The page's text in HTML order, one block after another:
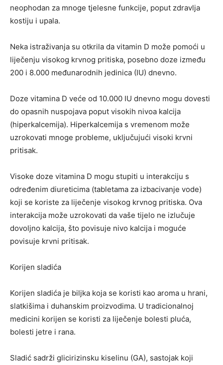
neophodan za mnoge tjelesne funkcije, poput zdravlja
kostiju i upala.
Neka istraživanja su otkrila da vitamin D može pomoći u
liječenju visokog krvnog pritiska, posebno doze između
200 i 8.000 međunarodnih jedinica (IU) dnevno.
Doze vitamina D veće od 10.000 IU dnevno mogu dovesti
do opasnih nuspojava poput visokih nivoa kalcija
(hiperkalcemija). Hiperkalcemija s vremenom može
uzrokovati mnoge probleme, uključujući visoki krvni
pritisak.
Visoke doze vitamina D mogu stupiti u interakciju s
određenim diureticima (tabletama za izbacivanje vode)
koji se koriste za liječenje visokog krvnog pritiska. Ova
interakcija može uzrokovati da vaše tijelo ne izlučuje
dovoljno kalcija, što povisuje nivo kalcija i moguće
povisuje krvni pritisak.
Korijen sladića
Korijen sladića je biljka koja se koristi kao aroma u hrani,
slatkišima i duhanskim proizvodima. U tradicionalnoj
medicini korijen se koristi za liječenje bolesti pluća,
bolesti jetre i rana.
Sladić sadrži glicirizinsku kiselinu (GA), sastojak koji